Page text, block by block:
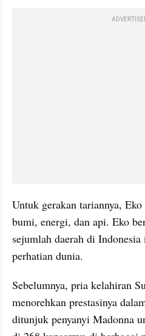
Untuk gerakan tariannya,
bumi, energi, dan api. Eko
sejumlah daerah di
perhatian dunia.
Sebelumnya, pria kelahiran
menorehkan prestasinya
ditunjuk penyanyi Madonna